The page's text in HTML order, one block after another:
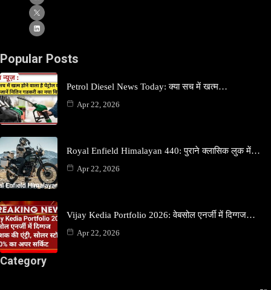
Popular Posts
Petrol Diesel News Today: क्या सच में खत्म…
Apr 22, 2026
Royal Enfield Himalayan 440: पुराने क्लासिक लुक में…
Apr 22, 2026
Vijay Kedia Portfolio 2026: वेबसोल एनर्जी में दिग्गज…
Apr 22, 2026
Category